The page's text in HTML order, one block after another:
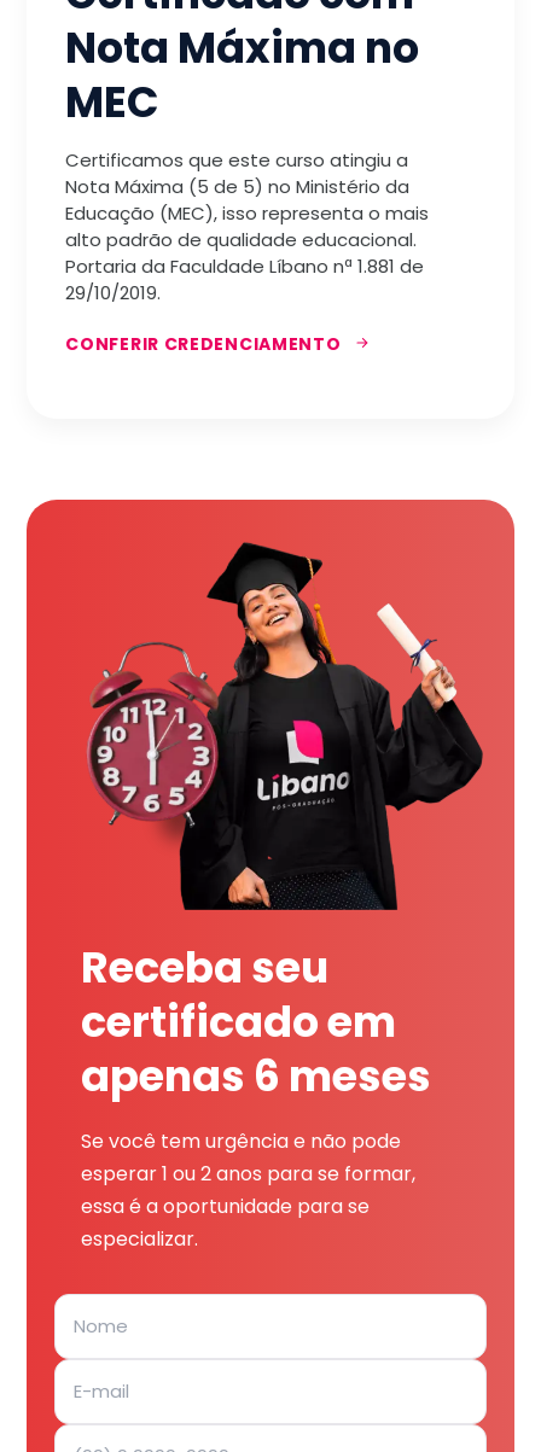
Nota Máxima no
MEC
Certificamos que este curso atingiu a
Nota Máxima (5 de 5) no Ministério da
Educação (MEC), isso representa o mais
alto padrão de qualidade educacional.
Portaria da Faculdade Líbano nª 1.881 de
29/10/2019.
CONFERIR CREDENCIAMENTO
Receba seu
certificado em
apenas 6 meses
Se você tem urgência e não pode
esperar 1 ou 2 anos para se formar,
essa é a oportunidade para se
especializar.